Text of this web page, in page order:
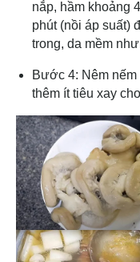
nắp, hầm khoảng
phút (nồi áp suất)
trong, da mềm
Bước 4: Nêm
thêm ít tiêu xay